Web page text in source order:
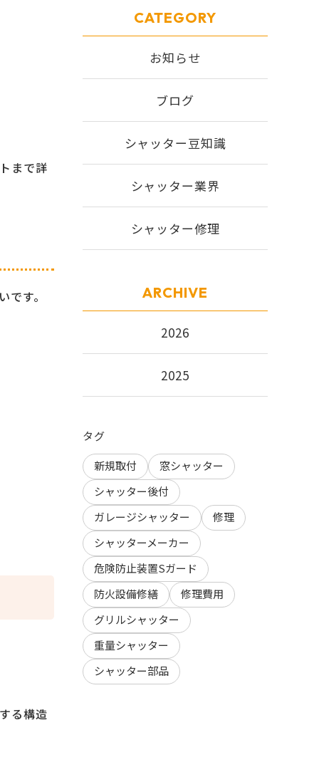
まで詳
す。
る構造
場を解説！
CATEGORY
お知らせ
ブログ
シャッター豆知識
シャッター業界
シャッター修理
ARCHIVE
2026
2025
タグ
新規取付
窓シャッター
シャッター後付
ガレージシャッター
修理
シャッターメーカー
危険防止装置Sガード
防火設備修繕
修理費用
グリルシャッター
重量シャッター
シャッター部品